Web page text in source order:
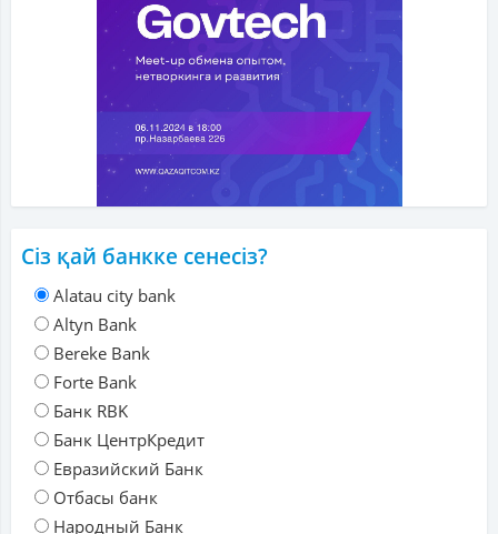
Сіз қай банкке сенесіз?
Alatau city bank
Altyn Bank
Bereke Bank
Forte Bank
Банк RBK
Банк ЦентрКредит
Евразийский Банк
Отбасы банк
Народный Банк